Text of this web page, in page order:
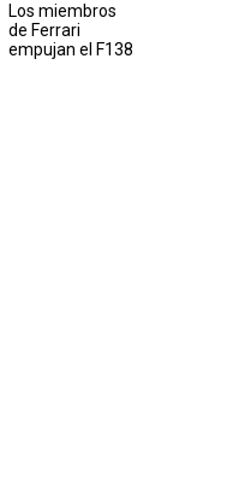
Los miembros
de Ferrari
empujan el F138